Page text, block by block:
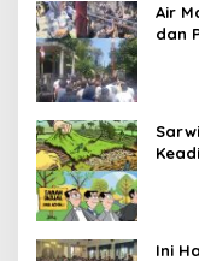
Air
dan
Ini